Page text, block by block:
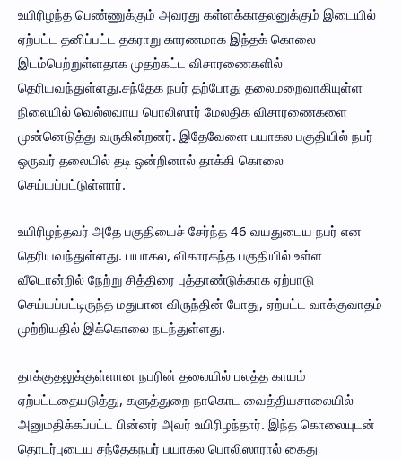
உயிரிழந்த பெண்ணுக்கும் அவரது கள்ளக்காதலனுக்கும் இடையில்
ஏற்பட்ட தனிப்பட்ட தகராறு காரணமாக இந்தக் கொலை
இடம்பெற்றுள்ளதாக முதற்கட்ட விசாரணைகளில்
தெரியவந்துள்ளது.சந்தேக நபர் தற்போது தலைமறைவாகியுள்ள
நிலையில் வெல்லவாய பொலிஸார் மேலதிக விசாரணைகளை
முன்னெடுத்து வருகின்றனர். இதேவேளை பயாகல பகுதியில் நபர்
ஒருவர் தலையில் தடி ஒன்றினால் தாக்கி கொலை
செய்யப்பட்டுள்ளார்.
உயிரிழந்தவர் அதே பகுதியைச் சேர்ந்த 46 வயதுடைய நபர் என
தெரியவந்துள்ளது. பயாகல, விகாரகந்த பகுதியில் உள்ள
வீடொன்றில் நேற்று சித்திரை புத்தாண்டுக்காக ஏற்பாடு
செய்யப்பட்டிருந்த மதுபான விருந்தின் போது, ஏற்பட்ட வாக்குவாதம்
முற்றியதில் இக்கொலை நடந்துள்ளது.
தாக்குதலுக்குள்ளான நபரின் தலையில் பலத்த காயம்
ஏற்பட்டதையடுத்து, களுத்துறை நாகொட வைத்தியசாலையில்
அனுமதிக்கப்பட்ட பின்னர் அவர் உயிரிழந்தார். இந்த கொலையுடன்
தொடர்புடைய சந்தேகநபர் பயாகல பொலிஸாரால் கைது